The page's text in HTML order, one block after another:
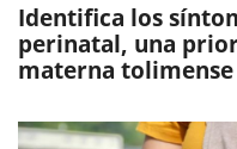
Identifica los
perinatal, una
materna tolimense